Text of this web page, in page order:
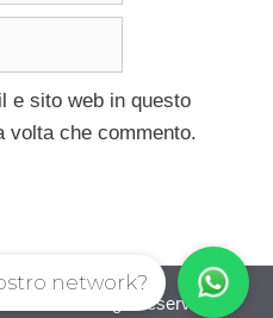
e sito web in questo
volta che commento.
© 2026. All right reserverd.
network?